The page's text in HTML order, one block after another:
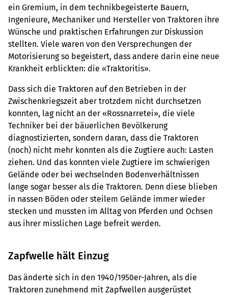
ein Gremium, in dem technikbegeisterte Bauern,
Ingenieure, Mechaniker und Hersteller von Traktoren ihre
Wünsche und praktischen Erfahrungen zur Diskussion
stellten. Viele waren von den Versprechungen der
Motorisierung so begeistert, dass andere darin eine neue
Krankheit erblickten: die «Traktoritis».
Dass sich die Traktoren auf den Betrieben in der
Zwischenkriegszeit aber trotzdem nicht durchsetzen
konnten, lag nicht an der «Rossnarretei», die viele
Techniker bei der bäuerlichen Bevölkerung
diagnostizierten, sondern daran, dass die Traktoren
(noch) nicht mehr konnten als die Zugtiere auch: Lasten
ziehen. Und das konnten viele Zugtiere im schwierigen
Gelände oder bei wechselnden Bodenverhältnissen
lange sogar besser als die Traktoren. Denn diese blieben
in nassen Böden oder steilem Gelände immer wieder
stecken und mussten im Alltag von Pferden und Ochsen
aus ihrer misslichen Lage befreit werden.
Zapfwelle hält Einzug
Das änderte sich in den 1940/1950er-Jahren, als die
Traktoren zunehmend mit Zapfwellen ausgerüstet